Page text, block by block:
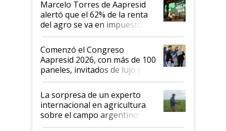
Marcelo Torres de Aapresid
alertó que el 62% de la renta
del agro se va en impuestos:
"No es bueno que en
Argentina se sigan discutiendo
las mismas cosas de hace 50
años"
Comenzó el Congreso
Aapresid 2026, con más de 100
paneles, invitados de lujo y
todas las tendencias
La sorpresa de un experto
internacional en agricultura
sobre el campo argentino:
"Estoy muy impresionado"